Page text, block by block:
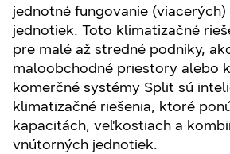
jednotné fungovanie
jednotiek. Toto klimatizačné
pre malé až stredné podniky,
maloobchodné priestory alebo
komerčné systémy Split sú
klimatizačné riešenia, ktoré
kapacitách, veľkostiach a
vnútorných jednotiek.